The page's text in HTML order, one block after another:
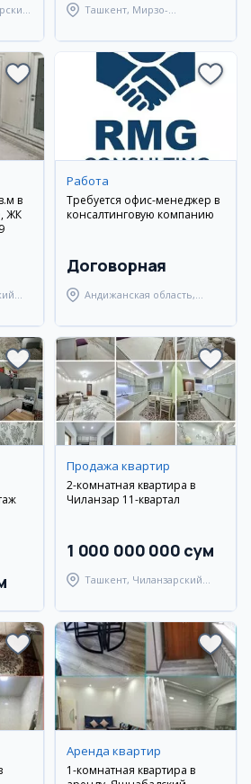
Ташкент, Мирзо-
в
ЖК
Работа
Требуется офис-менеджер в
консалтинговую компанию
Договорная
Андижанская область,
Продажа квартир
2-комнатная квартира в
Чиланзар 11-квартал
1 000 000 000 сум
Ташкент, Чиланзарский
Аренда квартир
1-комнатная квартира в